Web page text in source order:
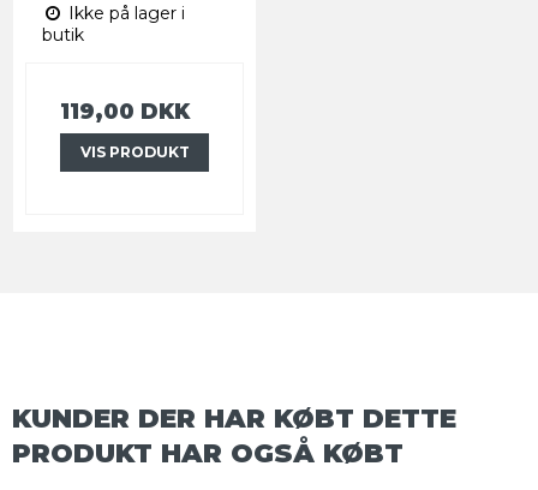
Ikke på lager i
butik
119,00 DKK
VIS PRODUKT
KUNDER DER HAR KØBT DETTE
PRODUKT HAR OGSÅ KØBT